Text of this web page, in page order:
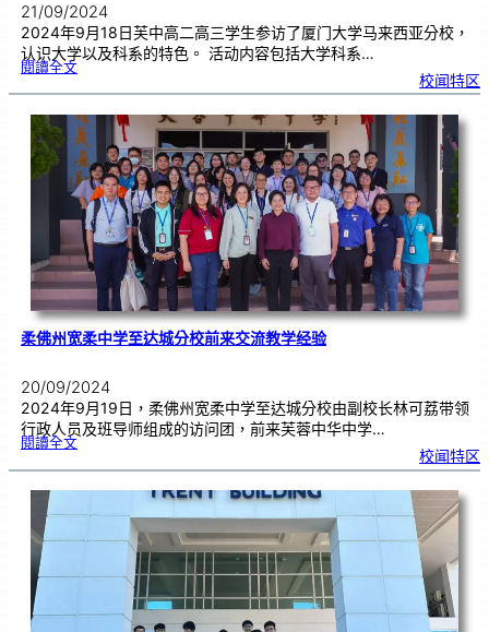
21/09/2024
2024年9月18日芙中高二高三学生参访了厦门大学马来西亚分校，
认识大学以及科系的特色。 活动内容包括大学科系…
閱讀全文:2
4
9
月
1
8
日
芙
中
高
二
高
三
学
生
参
访了
厦
门
大
学
马
来
西
亚
分
校
校闻特区
柔佛州宽柔中学至达城分校前来交流教学经验
20/09/2024
2024年9月19日，柔佛州宽柔中学至达城分校由副校长林可荔带领
行政人员及班导师组成的访问团，前来芙蓉中华中学…
閱讀全文:柔
宽
中
学
达
城
前
学
校闻特区